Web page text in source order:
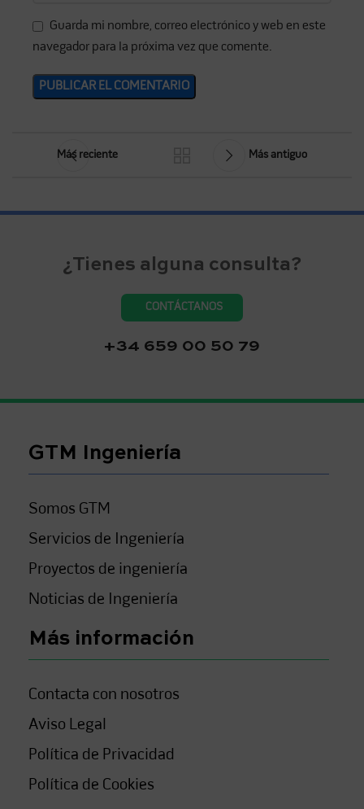
Guarda mi nombre, correo electrónico y web en este
navegador para la próxima vez que comente.
Más reciente Más antiguo
¿Tienes alguna consulta?
CONTÁCTANOS
+34 659 00 50 79
GTM Ingeniería
Somos GTM
Servicios de Ingeniería
Proyectos de ingeniería
Noticias de Ingeniería
Más información
Contacta con nosotros
Aviso Legal
Política de Privacidad
Política de Cookies